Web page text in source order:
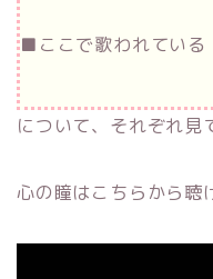
■ここで歌われている
について、それぞれ見
心の瞳はこちらから聴